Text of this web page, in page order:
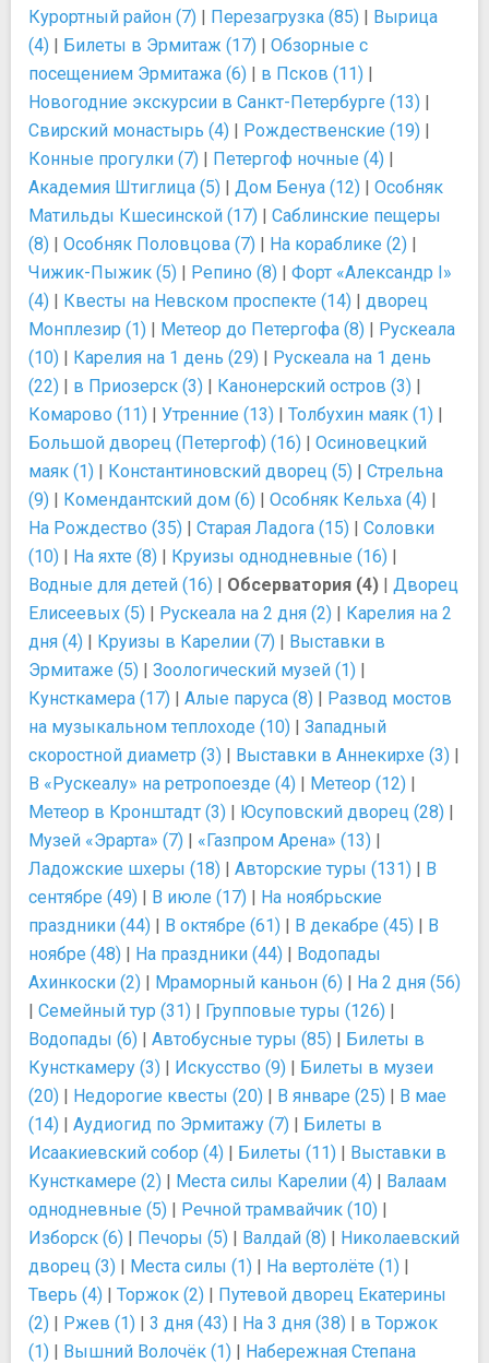
Курортный район (7) | Перезагрузка (85) | Вырица
(4) | Билеты в Эрмитаж (17) | Обзорные с
посещением Эрмитажа (6) | в Псков (11) |
Новогодние экскурсии в Санкт-Петербурге (13) |
Свирский монастырь (4) | Рождественские (19) |
Конные прогулки (7) | Петергоф ночные (4) |
Академия Штиглица (5) | Дом Бенуа (12) | Особняк
Матильды Кшесинской (17) | Саблинские пещеры
(8) | Особняк Половцова (7) | На кораблике (2) |
Чижик-Пыжик (5) | Репино (8) | Форт «Александр I»
(4) | Квесты на Невском проспекте (14) | дворец
Монплезир (1) | Метеор до Петергофа (8) | Рускеала
(10) | Карелия на 1 день (29) | Рускеала на 1 день
(22) | в Приозерск (3) | Канонерский остров (3) |
Комарово (11) | Утренние (13) | Толбухин маяк (1) |
Большой дворец (Петергоф) (16) | Осиновецкий
маяк (1) | Константиновский дворец (5) | Стрельна
(9) | Комендантский дом (6) | Особняк Кельха (4) |
На Рождество (35) | Старая Ладога (15) | Соловки
(10) | На яхте (8) | Круизы однодневные (16) |
Водные для детей (16) | Обсерватория (4) | Дворец
Елисеевых (5) | Рускеала на 2 дня (2) | Карелия на 2
дня (4) | Круизы в Карелии (7) | Выставки в
Эрмитаже (5) | Зоологический музей (1) |
Кунсткамера (17) | Алые паруса (8) | Развод мостов
на музыкальном теплоходе (10) | Западный
скоростной диаметр (3) | Выставки в Аннекирхе (3) |
В «Рускеалу» на ретропоезде (4) | Метеор (12) |
Метеор в Кронштадт (3) | Юсуповский дворец (28) |
Музей «Эрарта» (7) | «Газпром Арена» (13) |
Ладожские шхеры (18) | Авторские туры (131) | В
сентябре (49) | В июле (17) | На ноябрьские
праздники (44) | В октябре (61) | В декабре (45) | В
ноябре (48) | На праздники (44) | Водопады
Ахинкоски (2) | Мраморный каньон (6) | На 2 дня (56)
| Семейный тур (31) | Групповые туры (126) |
Водопады (6) | Автобусные туры (85) | Билеты в
Кунсткамеру (3) | Искусство (9) | Билеты в музеи
(20) | Недорогие квесты (20) | В январе (25) | В мае
(14) | Аудиогид по Эрмитажу (7) | Билеты в
Исаакиевский собор (4) | Билеты (11) | Выставки в
Кунсткамере (2) | Места силы Карелии (4) | Валаам
однодневные (5) | Речной трамвайчик (10) |
Изборск (6) | Печоры (5) | Валдай (8) | Николаевский
дворец (3) | Места силы (1) | На вертолёте (1) |
Тверь (4) | Торжок (2) | Путевой дворец Екатерины
(2) | Ржев (1) | 3 дня (43) | На 3 дня (38) | в Торжок
(1) | Вышний Волочёк (1) | Набережная Степана